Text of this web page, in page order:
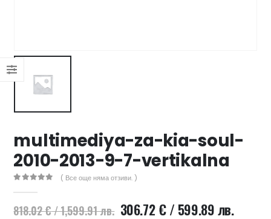
multimediya-za-kia-soul-
2010-2013-9-7-vertikalna
( Все още няма отзиви. )
818.02€/ 1,599.91 лв. Original
306.72€/ 599.89 лв.